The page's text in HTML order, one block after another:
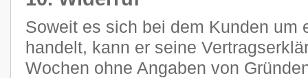
Soweit es sich bei dem Kunden um
handelt, kann er seine
Wochen ohne Angaben von